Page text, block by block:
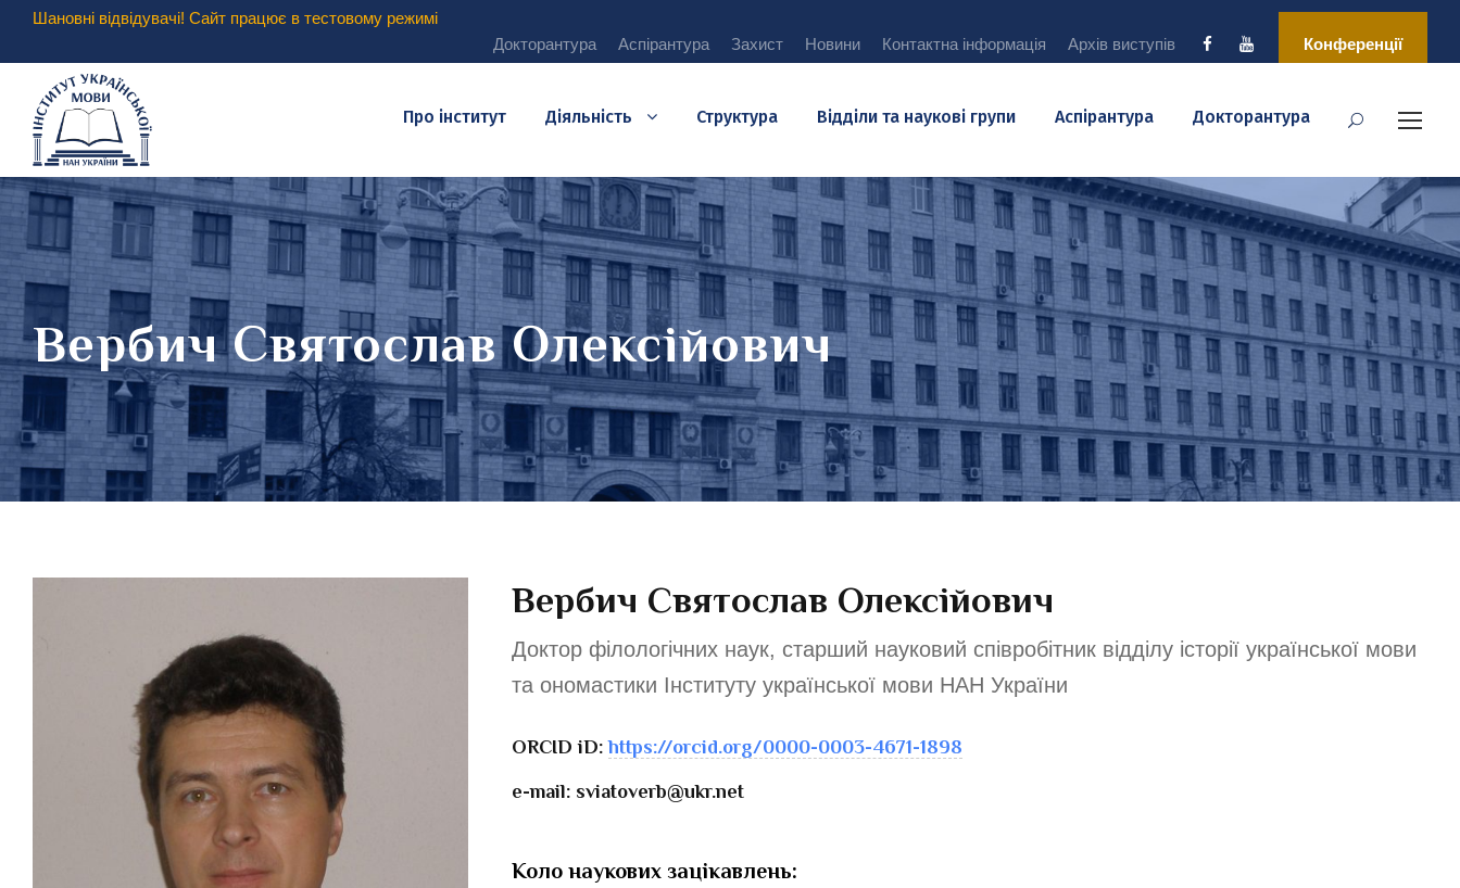
Шановні відвідувачі! Сайт працює в тестовому режимі
Докторантура
Аспірантура Захист Новини Контактна інформація Архів виступів Конференції
Про інститут Діяльність Структура Відділи та наукові групи Аспірантура Докторантура
Вербич Святослав Олексійович
Вербич Святослав Олексійович
Доктор філологічних наук, старший науковий співробітник відділу історії української мови
та ономастики Інституту української мови НАН України
ORCID iD:https://orcid.org/0000-0003-4671-1898
e-mail: sviatoverb@ukr.net
Коло наукових зацікавлень: